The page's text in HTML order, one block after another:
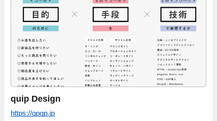
quip Design
https://qpqp.jp